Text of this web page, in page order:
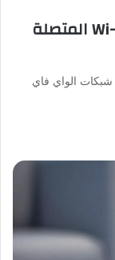
تطبيق لإظهار باسوورد شبكات Wi-Fi المتصلة
الواي فاي